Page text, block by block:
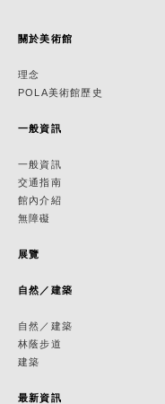
關於美術館
理念
POLA美術館歷史
一般資訊
一般資訊
交通指南
館內介紹
無障礙
展覽
自然／建築
自然／建築
林蔭步道
建築
最新資訊